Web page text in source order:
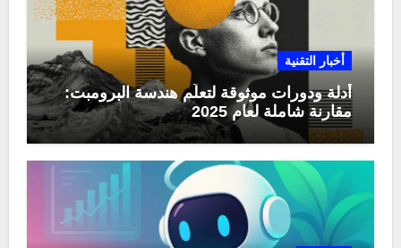
أخبار التقنية
أدلة ودورات موثوقة لتعلّم هندسة البرومبت:
مقارنة شاملة لعام 2025